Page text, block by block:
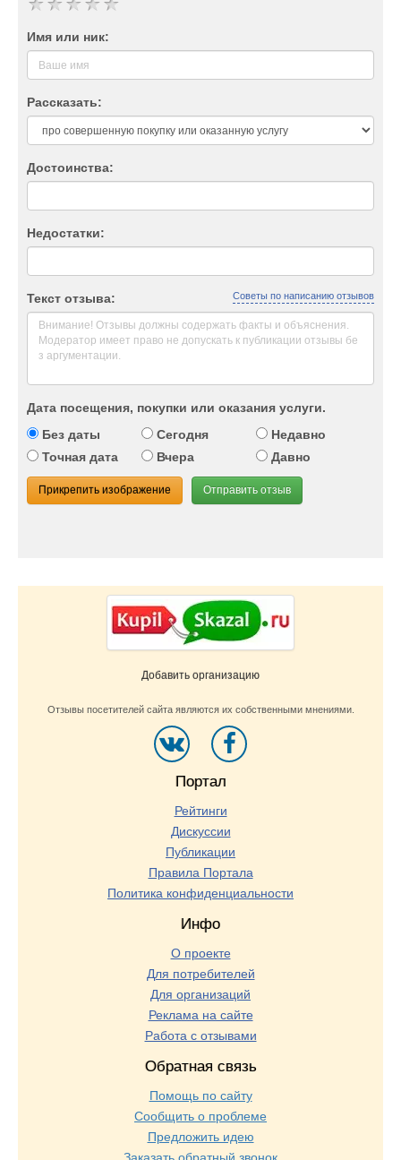
Имя или ник:
Рассказать:
Достоинства:
Недостатки:
Текст отзыва: Советы по написанию отзывов
Дата посещения, покупки или оказания услуги.
Без даты
Сегодня
Недавно
Точная дата
Вчера Давно
Прикрепить изображение Отправить отзыв
Добавить организацию
Отзывы посетителей сайта являются их собственными мнениями.
Портал
Рейтинги
Дискуссии
Публикации
Правила Портала
Политика конфиденциальности
Инфо
О проекте
Для потребителей
Для организаций
Реклама на сайте
Работа с отзывами
Обратная связь
Помощь по сайту
Сообщить о проблеме
Предложить идею